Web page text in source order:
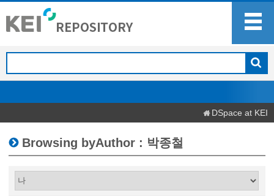
DSpace at KEI
Browsing byAuthor : 박종철